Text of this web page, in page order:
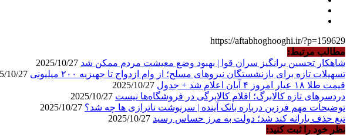
https://aftabhoghooghi.ir/?p=159629
مطالب مرتبط:
شاهکار تحسین برانگیز سران قوا | بهبود وضع معیشت مردم ممکن شد
تسهیلات تازه برای بازنشستگان نیروهای مسلح؛ از وام ازدواج تا جهیزیه ۲۰۰ میلیونی
قیمت طلا ۱۸ عیار امروز ۴ آبان اعلام شد + جدول
دردسرهای تازه کالابرگ؛ اقلام کالابرگی در فروشگاه‌ها نیست
توضیحات مهم فرزین درباره بانک آینده | سرنوشت ناترازی ها چه شد؟
تیغ حذف یارانه کند شد؛ دولت به مرز حساس رسید
نظر خود را ثبت کنید: